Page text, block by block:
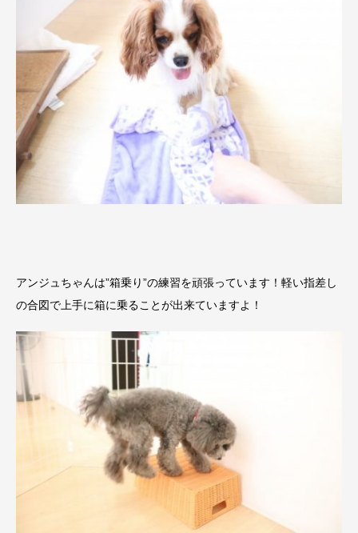
アンジュちゃんは”箱乗り”の練習を頑張っています！軽い指差し
の合図で上手に箱に乗ることが出来ていますよ！